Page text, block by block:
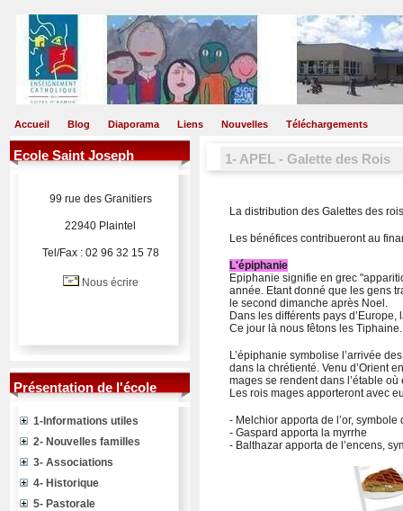
Accueil Blog Diaporama Liens Nouvelles Téléchargements
Ecole Saint Joseph
99 rue des Granitiers
22940 Plaintel
Tel/Fax : 02 96 32 15 78
Nous écrire
Présentation de l'école
1-Informations utiles
2- Nouvelles familles
3- Associations
4- Historique
5- Pastorale
1- APEL - Galette des Rois
La distribution des Galettes des
Les bénéfices contribueront au
L'épiphanie
Epiphanie signifie en grec
année. Etant donné que les gens
le second dimanche après Noel.
Dans les différents pays
Ce jour là nous fêtons les Tiphaine.
L’épiphanie symbolise l’arrivée
dans la chrétienté. Venu d’Orient
mages se rendent dans l’étable où
Les rois mages apporteront avec
- Melchior apporta de l’or, symbole
- Gaspard apporta la myrrhe
- Balthazar apporta de l’encens,